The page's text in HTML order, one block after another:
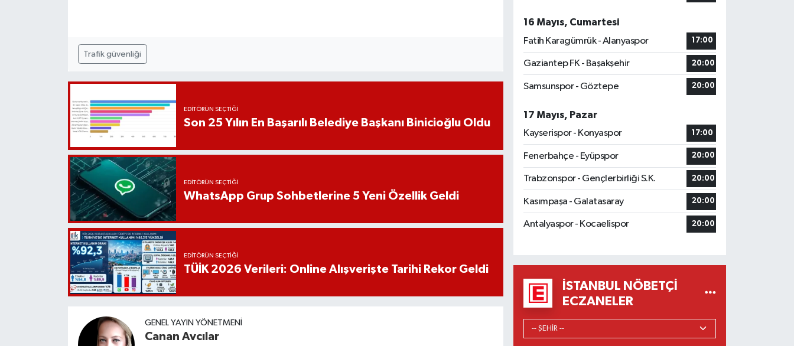
Trafik güvenliği
EDITÖRÜN SEÇTIĞI
Son 25 Yılın En Başarılı Belediye Başkanı Binicioğlu Oldu
EDITÖRÜN SEÇTIĞI
WhatsApp Grup Sohbetlerine 5 Yeni Özellik Geldi
EDITÖRÜN SEÇTIĞI
TÜİK 2026 Verileri: Online Alışverişte Tarihi Rekor Geldi
GENEL YAYIN YÖNETMENI
Canan Avcılar
16 Mayıs, Cumartesi
Fatih Karagümrük - Alanyaspor
17:00
Gaziantep FK - Başakşehir 20:00
Samsunspor - Göztepe 20:00
17 Mayıs, Pazar
Kayserispor - Konyaspor
17:00
Fenerbahçe - Eyüpspor 20:00
Trabzonspor - Gençlerbirliği S.K. 20:00
Kasımpaşa - Galatasaray 20:00
Antalyaspor - Kocaelispor 20:00
İSTANBUL NÖBETÇI
ECZANELER